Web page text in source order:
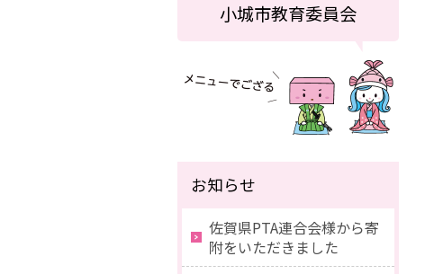
小城市教育委員会
お知らせ
佐賀県PTA連合会様から寄
附をいただきました